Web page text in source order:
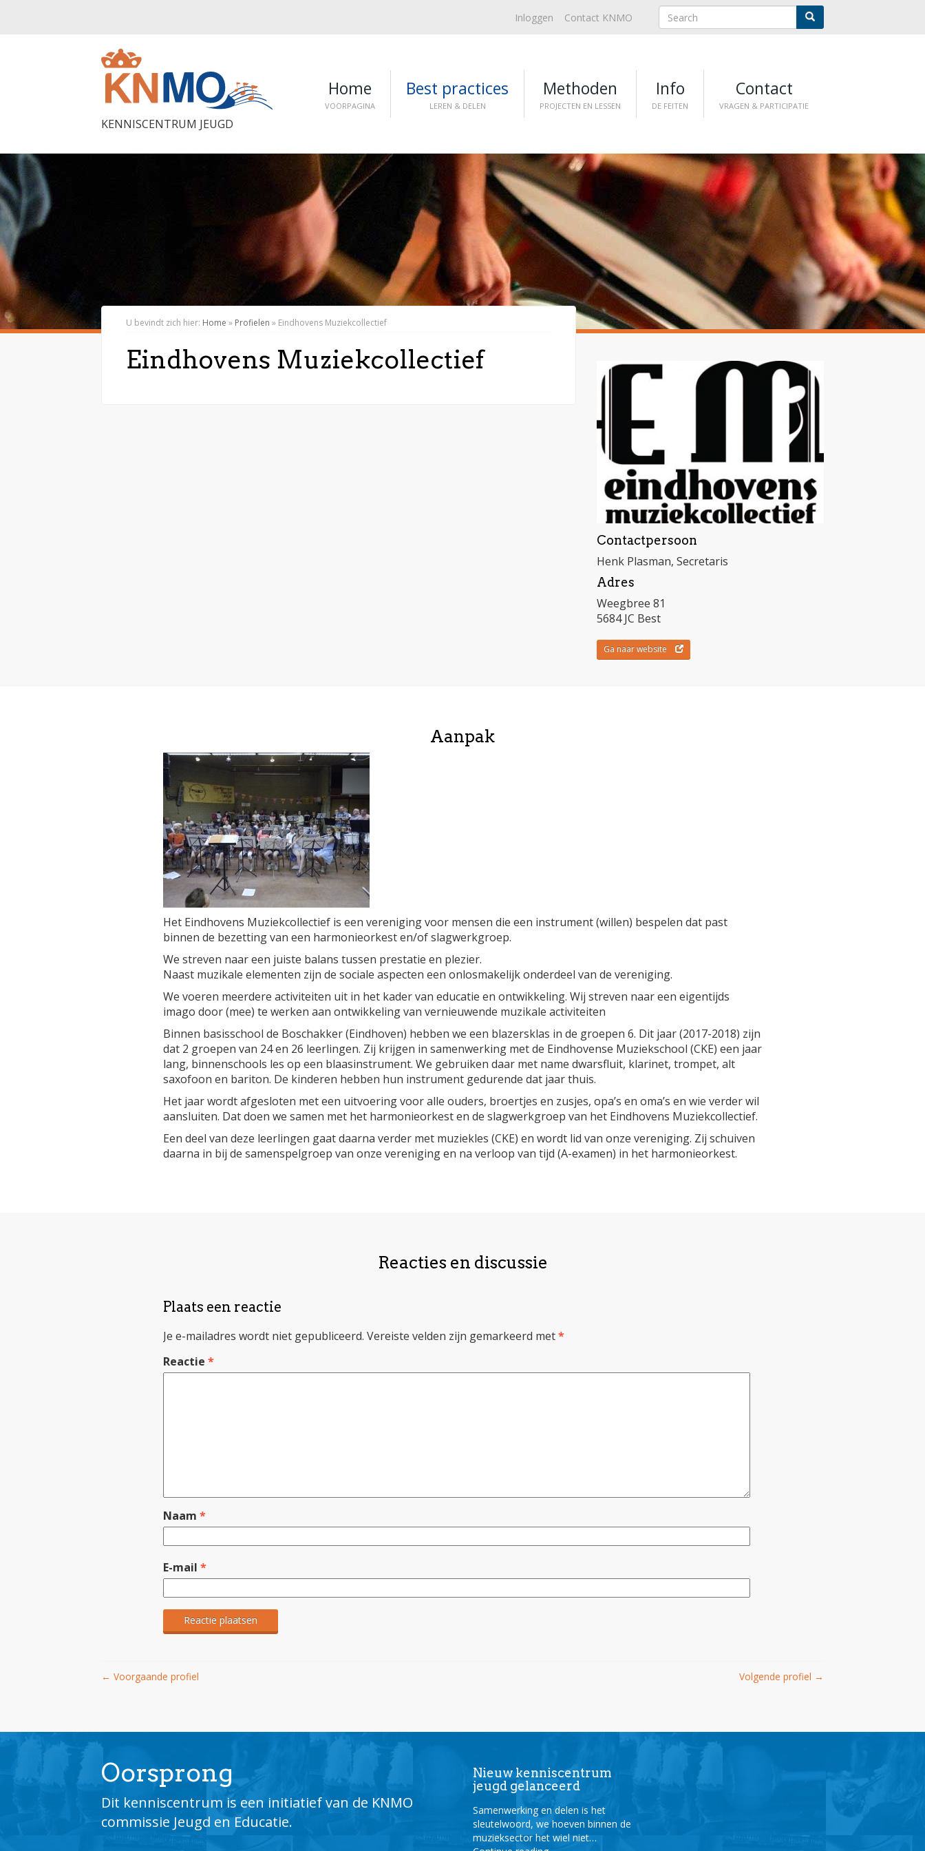
Inloggen Contact KNMO
KENNISCENTRUM JEUGD
Home
VOORPAGINA
Best practices
LEREN & DELEN
Methoden
PROJECTEN EN LESSEN
Info
DE FEITEN
Contact
VRAGEN & PARTICIPATIE
U bevindt zich hier: Home » Profielen » Eindhovens Muziekcollectief
Eindhovens Muziekcollectief
Contactpersoon
Henk Plasman, Secretaris
Adres
Weegbree 81
5684 JC Best
Ga naar website
Aanpak
Het Eindhovens Muziekcollectief is een vereniging voor mensen die een instrument (willen) bespelen dat past
binnen de bezetting van een harmonieorkest en/of slagwerkgroep.
We streven naar een juiste balans tussen prestatie en plezier.
Naast muzikale elementen zijn de sociale aspecten een onlosmakelijk onderdeel van de vereniging.
We voeren meerdere activiteiten uit in het kader van educatie en ontwikkeling. Wij streven naar een eigentijds
imago door (mee) te werken aan ontwikkeling van vernieuwende muzikale activiteiten
Binnen basisschool de Boschakker (Eindhoven) hebben we een blazersklas in de groepen 6. Dit jaar (2017-2018) zijn
dat 2 groepen van 24 en 26 leerlingen. Zij krijgen in samenwerking met de Eindhovense Muziekschool (CKE) een jaar
lang, binnenschools les op een blaasinstrument. We gebruiken daar met name dwarsfluit, klarinet, trompet, alt
saxofoon en bariton. De kinderen hebben hun instrument gedurende dat jaar thuis.
Het jaar wordt afgesloten met een uitvoering voor alle ouders, broertjes en zusjes, opa’s en oma’s en wie verder wil
aansluiten. Dat doen we samen met het harmonieorkest en de slagwerkgroep van het Eindhovens Muziekcollectief.
Een deel van deze leerlingen gaat daarna verder met muziekles (CKE) en wordt lid van onze vereniging. Zij schuiven
daarna in bij de samenspelgroep van onze vereniging en na verloop van tijd (A-examen) in het harmonieorkest.
Reacties en discussie
Plaats een reactie
Je e-mailadres wordt niet gepubliceerd. Vereiste velden zijn gemarkeerd met*
Reactie *
Naam *
E-mail *
← Voorgaande profiel Volgende profiel →
Oorsprong
Dit kenniscentrum is een initiatief van de KNMO
commissie Jeugd en Educatie.
Nieuw kenniscentrum
jeugd gelanceerd
Samenwerking en delen is het
sleutelwoord, we hoeven binnen de
muzieksector het wiel niet…